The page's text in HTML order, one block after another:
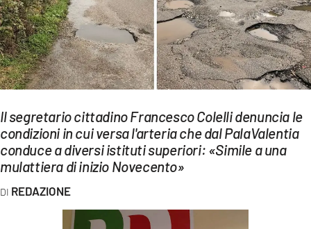
SPORT
Streaming
LAC TV
LAC NETWORK
LAC ONAIR
LaC
Network
Il segretario cittadino Francesco Colelli denuncia le
condizioni in cui versa l'arteria che dal PalaValentia
conduce a diversi istituti superiori: «Simile a una
mulattiera di inizio Novecento»
REDAZIONE